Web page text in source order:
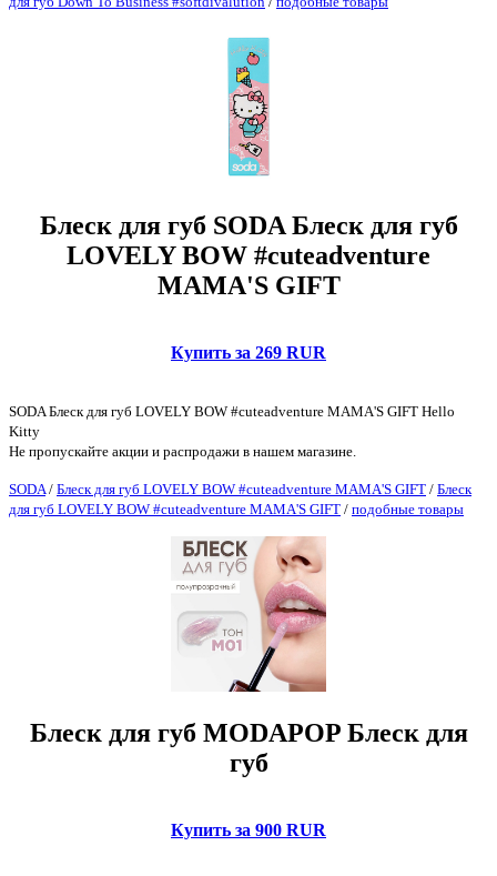
Блеск для губ SODA Блеск для губ
LOVELY BOW #cuteadventure
MAMA'S GIFT
Купить за 269 RUR
SODA Блеск для губ LOVELY BOW #cuteadventure MAMA'S GIFT Hello
Kitty
Не пропускайте акции и распродажи в нашем магазине.
SODA / Блеск для губ LOVELY BOW #cuteadventure MAMA'S GIFT / Блеск
для губ LOVELY BOW #cuteadventure MAMA'S GIFT / подобные товары
Блеск для губ MODAPOP Блеск для
губ
Купить за 900 RUR